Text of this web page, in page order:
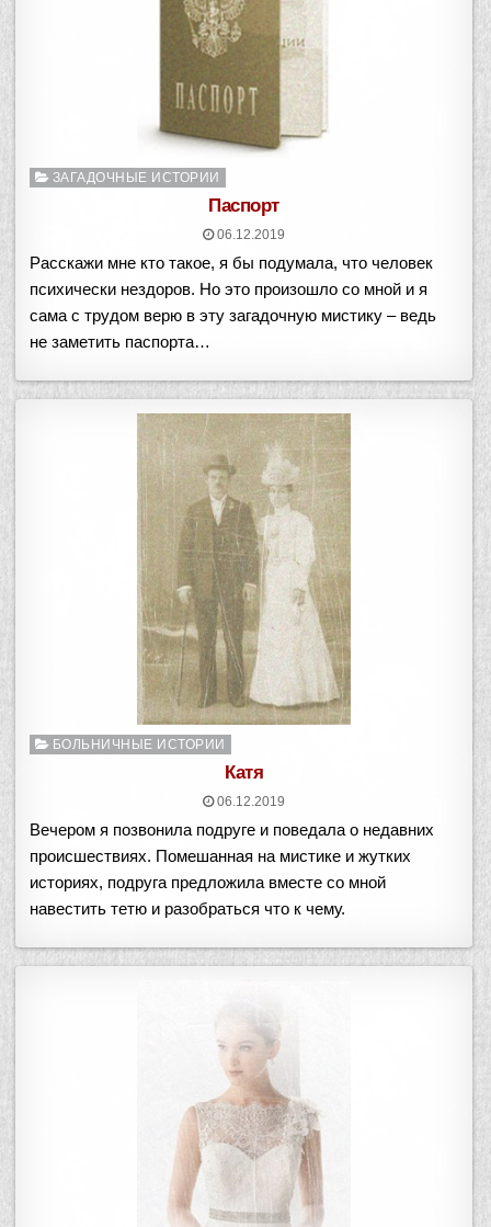
Опубликовано
ЗАГАДОЧНЫЕ ИСТОРИИ
Паспорт
06.12.2019
Расскажи мне кто такое, я бы подумала, что человек
психически нездоров. Но это произошло со мной и я
сама с трудом верю в эту загадочную мистику – ведь
не заметить паспорта…
Опубликовано
БОЛЬНИЧНЫЕ ИСТОРИИ
Катя
06.12.2019
Вечером я позвонила подруге и поведала о недавних
происшествиях. Помешанная на мистике и жутких
историях, подруга предложила вместе со мной
навестить тетю и разобраться что к чему.